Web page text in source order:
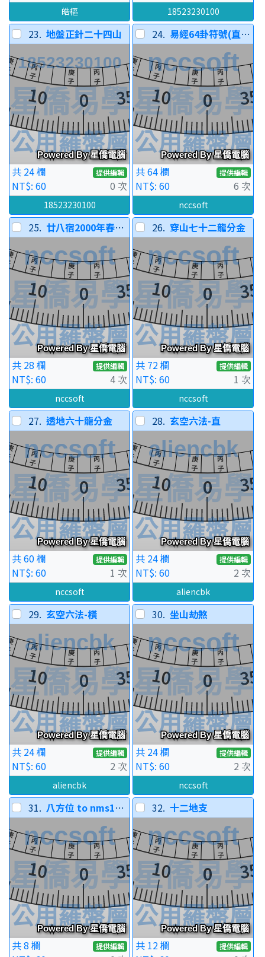
皓樞 18523230100
23. 地盤正針二十四山
共 24 欄 提供編輯
NT$: 60 0 次
18523230100
24. 易經64卦符號(直排)
共 64 欄 提供編輯
NT$: 60 6 次
nccsoft
25. 廿八宿2000年春分宿度
共 28 欄 提供編輯
NT$: 60 4 次
nccsoft
26. 穿山七十二龍分金
共 72 欄 提供編輯
NT$: 60 1 次
nccsoft
27. 透地六十龍分金
共 60 欄 提供編輯
NT$: 60 1 次
nccsoft
28. 玄空六法-直
共 24 欄 提供編輯
NT$: 60 2 次
aliencbk
29. 玄空六法-橫
共 24 欄 提供編輯
NT$: 60 2 次
aliencbk
30. 坐山劫煞
共 24 欄 提供編輯
NT$: 60 2 次
nccsoft
31. 八方位 to nms1413
共 8 欄 提供編輯
32. 十二地支
共 12 欄 提供編輯